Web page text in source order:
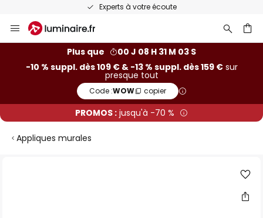
Recommandé sur Trustpilot
Allez
au
Plus que
00 J 08 H 31 M 02 S
-10 % suppl. dès 109 € & -13 % suppl. dès 159 €sur
presque tout
Code :WOW copier
PROMOS : jusqu'à -70 %
Appliques murales